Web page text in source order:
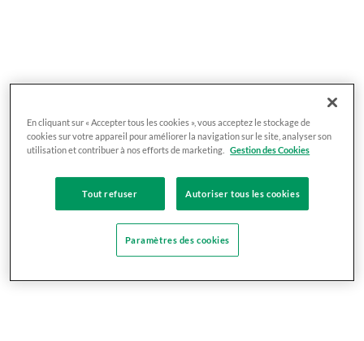
En cliquant sur « Accepter tous les cookies », vous acceptez le stockage de
cookies sur votre appareil pour améliorer la navigation sur le site, analyser son
utilisation et contribuer à nos efforts de marketing.
Gestion des Cookies
Tout refuser Autoriser tous les cookies
Paramètres des cookies